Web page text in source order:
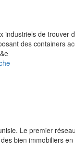
industriels de trouver
des containers
Le premier
bien immobiliers